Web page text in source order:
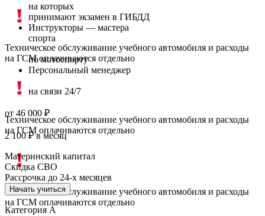
на которых
принимают экзамен в ГИБДД
Инструкторы — мастера
спорта
по мотоспорту
Персональный менеджер
на связи 24/7
от 46 000 ₽
2 100 ₽в месяц
Материнский капитал
Скидка СВО
Рассрочка до 24-х месяцев
Начать учиться
Категория A
Техническое обслуживание учебного автомобиля и расходы
на ГСМ оплачиваются отдельно
Техническое обслуживание учебного автомобиля и расходы
на ГСМ оплачиваются отдельно
Техническое обслуживание учебного автомобиля и расходы
на ГСМ оплачиваются отдельно